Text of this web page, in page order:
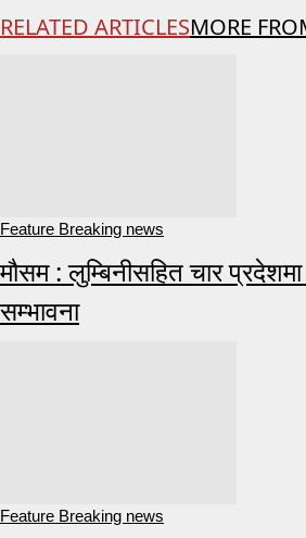
RELATED ARTICLESMORE
Feature Breaking news
मौसम : लुम्बिनीसहित चार प्रदेशमा
सम्भावना
Feature Breaking news